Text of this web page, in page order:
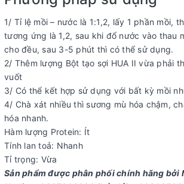
1/ Tỉ lệ mồi – nước là 1:1,2, lấy 1 phần mồi,
tương ứng là 1,2, sau khi đổ nước vào thau
cho đều, sau 3-5 phút thì có thể sử dụng.
2/ Thêm lượng Bột tạo sợi HUA II vừa phải
vuốt
3/ Có thể kết hợp sử dụng với bất kỳ mồi
4/ Chà xát nhiều thì sương mù hóa chậm,
hóa nhanh.
Hàm lượng Protein: Ít
Tính lan toả: Nhanh
Tỉ trọng: Vừa
Sản phẩm được phân phối chính hãng bởi